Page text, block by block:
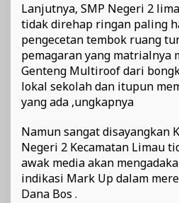
Lanjutnya, SMP Negeri 2
tidak direhap ringan paling
pengecetan tembok ruang
pemagaran yang matrialnya
Genteng Multiroof dari
lokal sekolah dan itupun
yang ada ,ungkapnya
Namun sangat disayangkan
Negeri 2 Kecamatan Limau
awak media akan
indikasi Mark Up dalam
Dana Bos .